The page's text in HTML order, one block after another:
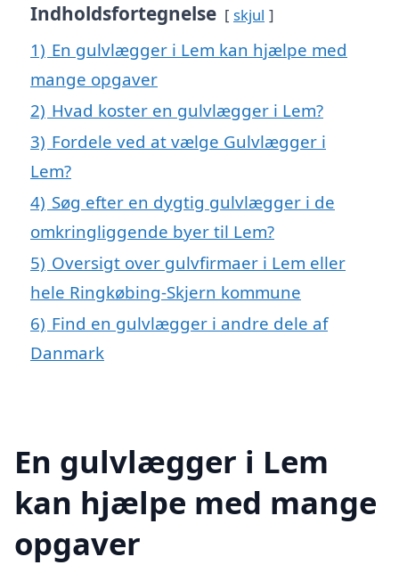
Indholdsfortegnelse skjul
1) En gulvlægger i Lem kan hjælpe med
mange opgaver
2) Hvad koster en gulvlægger i Lem?
3) Fordele ved at vælge Gulvlægger i
Lem?
4) Søg efter en dygtig gulvlægger i de
omkringliggende byer til Lem?
5) Oversigt over gulvfirmaer i Lem eller
hele Ringkøbing-Skjern kommune
6) Find en gulvlægger i andre dele af
Danmark
En gulvlægger i Lem
kan hjælpe med mange
opgaver